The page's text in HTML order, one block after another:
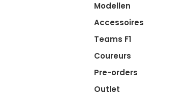
Modellen
Accessoires
Teams F1
Coureurs
Pre-orders
Outlet